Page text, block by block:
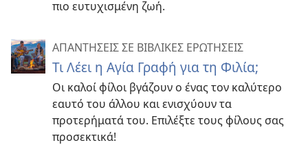
πιο ευτυχισμένη ζωή.
ΑΠΑΝΤΗΣΕΙΣ ΣΕ ΒΙΒΛΙΚΕΣ ΕΡΩΤΗΣΕΙΣ
Τι Λέει η Αγία Γραφή για τη Φιλία;
Οι καλοί φίλοι βγάζουν ο ένας τον καλύτερο
εαυτό του άλλου και ενισχύουν τα
προτερήματά του. Επιλέξτε τους φίλους σας
προσεκτικά!